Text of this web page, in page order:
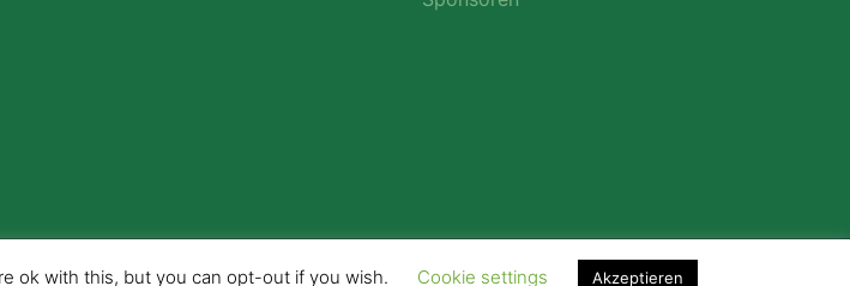
ok with this, but you can opt-out if you wish. Cookie settings Akzeptieren